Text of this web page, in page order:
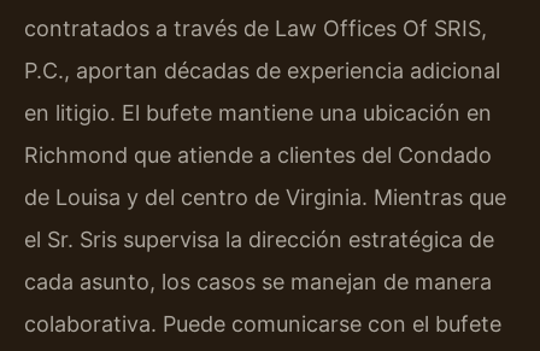
contratados a través de Law Offices Of SRIS,
P.C., aportan décadas de experiencia adicional
en litigio. El bufete mantiene una ubicación en
Richmond que atiende a clientes del Condado
de Louisa y del centro de Virginia. Mientras que
el Sr. Sris supervisa la dirección estratégica de
cada asunto, los casos se manejan de manera
colaborativa. Puede comunicarse con el bufete